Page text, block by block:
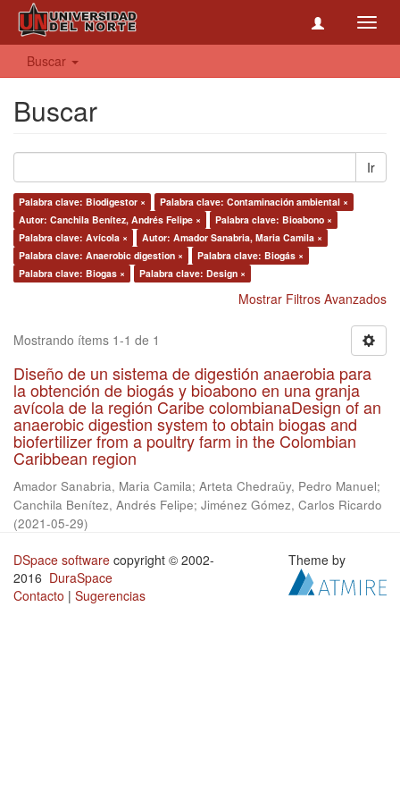
Buscar
Buscar
Ir
Palabra clave: Biodigestor ×
Palabra clave: Contaminación ambiental ×
Autor: Canchila Benítez, Andrés Felipe ×
Palabra clave: Bioabono ×
Palabra clave: Avícola ×
Autor: Amador Sanabria, Maria Camila ×
Palabra clave: Anaerobic digestion ×
Palabra clave: Biogás ×
Palabra clave: Biogas ×
Palabra clave: Design ×
Mostrar Filtros Avanzados
Mostrando ítems 1-1 de 1
Diseño de un sistema de digestión anaerobia para
la obtención de biogás y bioabono en una granja
avícola de la región Caribe colombianaDesign of an
anaerobic digestion system to obtain biogas and
biofertilizer from a poultry farm in the Colombian
Caribbean region
Amador Sanabria, Maria Camila; Arteta Chedraüy, Pedro Manuel;
Canchila Benítez, Andrés Felipe; Jiménez Gómez, Carlos Ricardo
(2021-05-29)
DSpace software copyright © 2002-
2016 DuraSpace
Contacto | Sugerencias
Theme by